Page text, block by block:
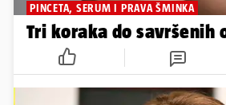
PINCETA, SERUM I PRAVA ŠMINKA
Tri koraka do savršenih